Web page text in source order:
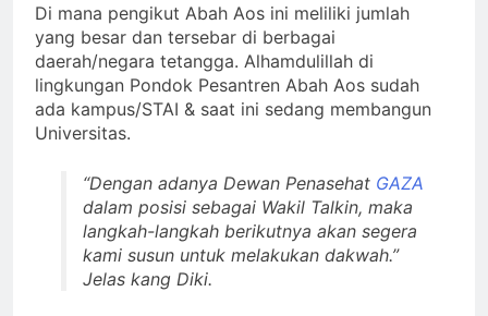
Di mana pengikut Abah Aos ini meliliki jumlah
yang besar dan tersebar di berbagai
daerah/negara tetangga. Alhamdulillah di
lingkungan Pondok Pesantren Abah Aos sudah
ada kampus/STAI & saat ini sedang membangun
Universitas.
“Dengan adanya Dewan Penasehat GAZA
dalam posisi sebagai Wakil Talkin, maka
langkah-langkah berikutnya akan segera
kami susun untuk melakukan dakwah.”
Jelas kang Diki.